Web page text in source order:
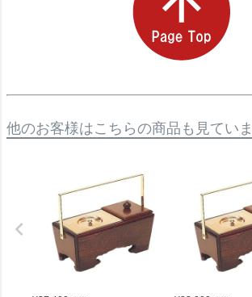
他のお客様はこちらの商品も見てい